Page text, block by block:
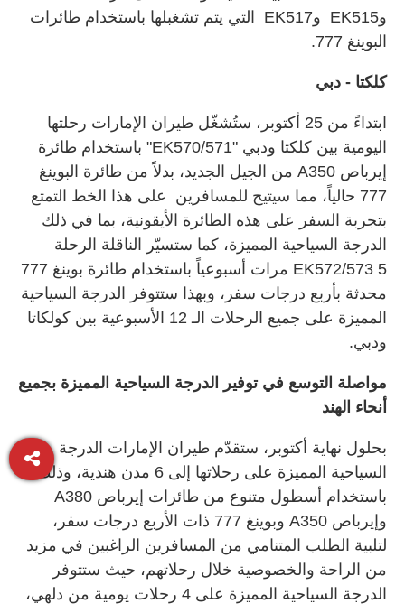
وEK515 وEK517 التي يتم تشغبلها باستخدام طائرات
البوينغ 777.
كلكتا - دبي
ابتداءً من 25 أكتوبر، ستُشغّل طيران الإمارات رحلتها
اليومية بين كلكتا ودبي "EK570/571" باستخدام طائرة
إيرباص A350 من الجيل الجديد، بدلاً من طائرة البوينغ
777 حالياً، مما سيتيح للمسافرين على هذا الخط التمتع
بتجربة السفر على هذه الطائرة الأيقونية، بما في ذلك
الدرجة السياحية المميزة، كما ستسيّر الناقلة الرحلة
EK572/573 5 مرات أسبوعياً باستخدام طائرة بوينغ 777
محدثة بأربع درجات سفر، وبهذا ستتوفر الدرجة السياحية
المميزة على جميع الرحلات الـ 12 الأسبوعية بين كولكاتا
ودبي.
مواصلة التوسع في توفير الدرجة السياحية المميزة بجميع
أنحاء الهند
بحلول نهاية أكتوبر، ستقدّم طيران الإمارات الدرجة
السياحية المميزة على رحلاتها إلى 6 مدن هندية، وذلك
باستخدام أسطول متنوع من طائرات إيرباص A380
وإيرباص A350 وبوينغ 777 ذات الأربع درجات سفر،
لتلبية الطلب المتنامي من المسافرين الراغبين في مزيد
من الراحة والخصوصية خلال رحلاتهم، حيث ستتوفر
الدرجة السياحية المميزة على 4 رحلات يومية من دلهي،